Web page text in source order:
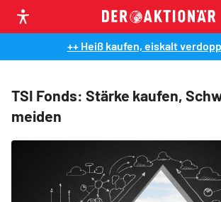
++ Heiß kaufen, eiskalt
TSI Fonds: Stärke kaufen,
meiden